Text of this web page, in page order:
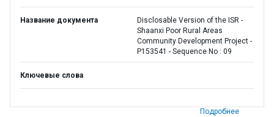
Название документа
Disclosable Version of the ISR -
Shaanxi Poor Rural Areas
Community Development Project -
P153541 - Sequence No : 09
Ключевые слова
Подробнее